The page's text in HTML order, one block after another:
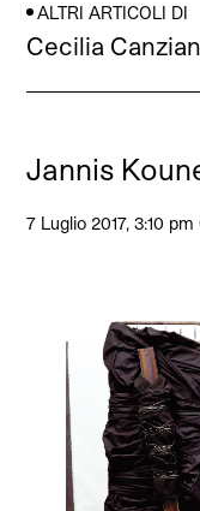
ALTRI ARTICOLI DI
Cecilia
Jannis
7 Luglio 2017, 3:10 pm